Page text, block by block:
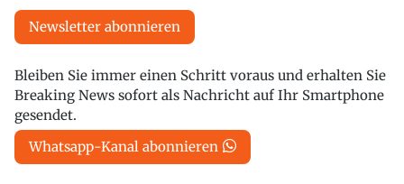
Newsletter abonnieren
Bleiben Sie immer einen Schritt voraus und erhalten Sie
Breaking News sofort als Nachricht auf Ihr Smartphone
gesendet.
Whatsapp-Kanal abonnieren